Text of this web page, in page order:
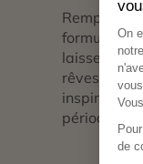
formulaire
laissez
rêves de
période